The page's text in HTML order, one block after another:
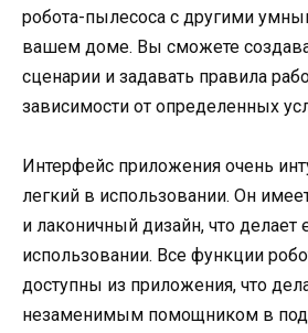
робота-пылесоса с другими
вашем доме. Вы сможете
сценарии и задавать правила
зависимости от определенных
Интерфейс приложения очень
легкий в использовании. Он
и лаконичный дизайн, что делает
использовании. Все функции
доступны из приложения, что
незаменимым помощником в